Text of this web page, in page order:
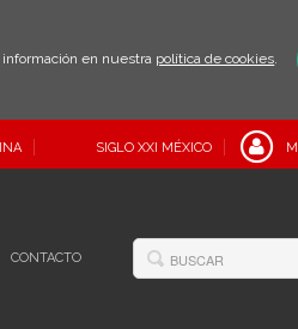
en nuestra política de cookies.
SIGLO XXI MÉXICO
CONTACTO